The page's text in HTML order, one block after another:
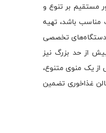
مستقیم بر تنوع و
مناسب باشد، تهیه
دستگاه‌های تخصصی
بیش از حد بزرگ نیز
از یک منوی متنوع،
درصد از کل متراژ فست فود) و سالن غذاخوری تضمین